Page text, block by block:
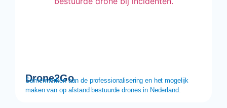
Drone2Go
Samenwerken aan de professionalisering en het mogelijk
maken van op afstand bestuurde drones in Nederland.